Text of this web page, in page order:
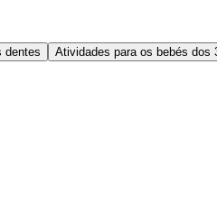
dentes Atividades para os bebés dos